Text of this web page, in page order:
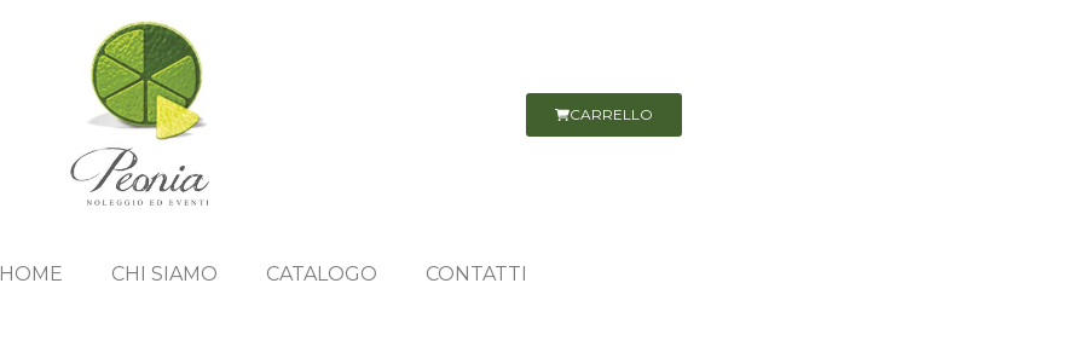
CARRELLO
HOME CHI SIAMO CATALOGO CONTATTI